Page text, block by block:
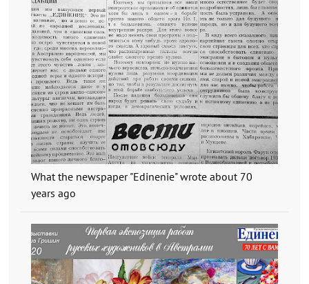
What the newspaper "Edinenie" wrote about 70
years ago